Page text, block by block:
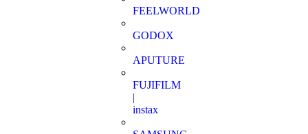
FEELWORLD
GODOX
APUTURE
FUJIFILM
|
instax